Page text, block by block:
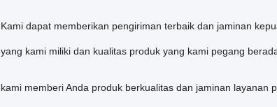
Kami dapat memberikan pengiriman terbaik dan jaminan
yang kami miliki dan kualitas produk yang kami pegang
kami memberi Anda produk berkualitas dan jaminan layanan